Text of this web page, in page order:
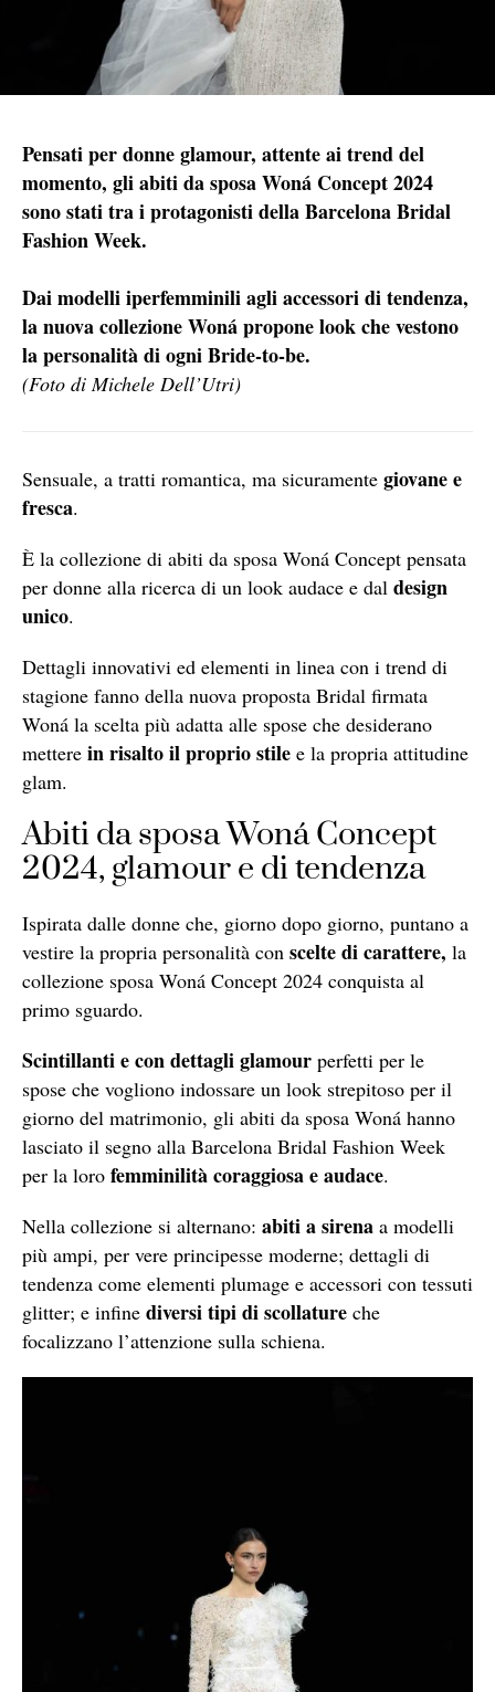
Pensati per donne glamour, attente ai trend del
momento, gli abiti da sposa Woná Concept 2024
sono stati tra i protagonisti della Barcelona Bridal
Fashion Week.
Dai modelli iperfemminili agli accessori di tendenza,
la nuova collezione Woná propone look che vestono
la personalità di ogni Bride-to-be.
(Foto di Michele Dell’Utri)
Sensuale, a tratti romantica, ma sicuramente giovane e
fresca.
È la collezione di abiti da sposa Woná Concept pensata
per donne alla ricerca di un look audace e dal design
unico.
Dettagli innovativi ed elementi in linea con i trend di
stagione fanno della nuova proposta Bridal firmata
Woná la scelta più adatta alle spose che desiderano
mettere in risalto il proprio stile e la propria attitudine
glam.
Abiti da sposa Woná Concept
2024, glamour e di tendenza
Ispirata dalle donne che, giorno dopo giorno, puntano a
vestire la propria personalità con scelte di carattere, la
collezione sposa Woná Concept 2024 conquista al
primo sguardo.
Scintillanti e con dettagli glamour perfetti per le
spose che vogliono indossare un look strepitoso per il
giorno del matrimonio, gli abiti da sposa Woná hanno
lasciato il segno alla Barcelona Bridal Fashion Week
per la loro femminilità coraggiosa e audace.
Nella collezione si alternano: abiti a sirena a modelli
più ampi, per vere principesse moderne; dettagli di
tendenza come elementi plumage e accessori con tessuti
glitter; e infine diversi tipi di scollature che
focalizzano l’attenzione sulla schiena.